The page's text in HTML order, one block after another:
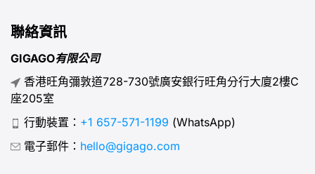
聯絡資訊
GIGAGO有限公司
香港旺角彌敦道728-730號廣安銀行旺角分行大廈2樓C
座205室
行動裝置： +1 657-571-1199 (WhatsApp)
電子郵件： hello@gigago.com